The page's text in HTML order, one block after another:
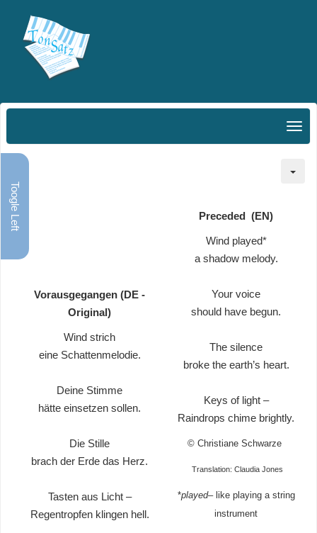
Toogle Left
Vorausgegangen (DE -
Original)
Wind strich
eine Schattenmelodie.
Deine Stimme
hätte einsetzen sollen.
Die Stille
brach der Erde das Herz.
Tasten aus Licht –
Regentropfen klingen hell.
Preceded (EN)
Wind played*
a shadow melody.
Your voice
should have begun.
The silence
broke the earth’s heart.
Keys of light –
Raindrops chime brightly.
© Christiane Schwarze
Translation: Claudia Jones
*played– like playing a string
instrument